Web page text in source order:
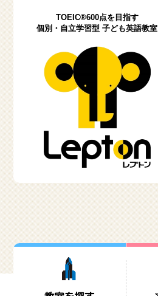
TOEIC®600点を目指す
個別・自立学習型 子ども英語教室